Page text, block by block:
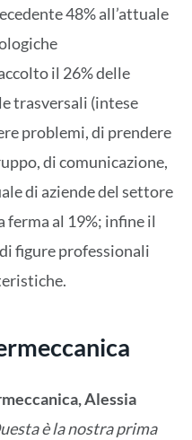
48% all’attuale
il 26% delle
trasversali (intese
problemi, di prendere
di comunicazione,
di aziende del settore
ferma al 19%; infine il
figure professionali
Alessia
è la nostra prima